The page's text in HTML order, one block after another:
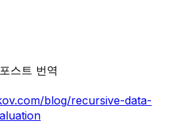
스트 번역
blog/recursive-data-